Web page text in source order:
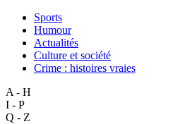
Sports
Humour
Actualités
Culture et société
Crime : histoires vraies
A - H
I - P
Q - Z